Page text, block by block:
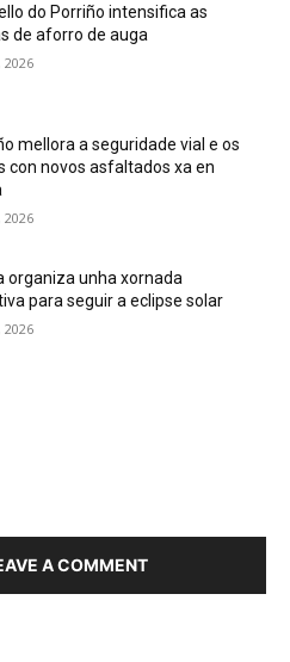
do Porriño intensifica as
de aforro de auga
2026
mellora a seguridade vial e os
con novos asfaltados xa en
2026
organiza unha xornada
para seguir a eclipse solar
2026
A COMMENT